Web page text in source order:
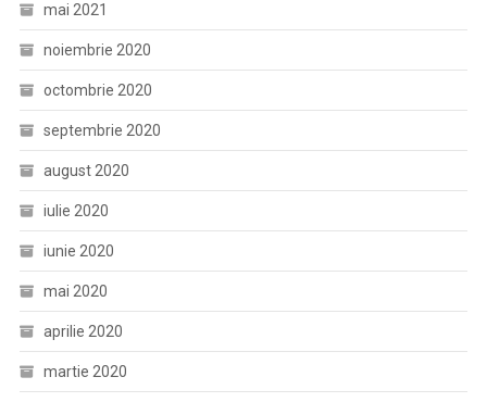
mai 2021
noiembrie 2020
octombrie 2020
septembrie 2020
august 2020
iulie 2020
iunie 2020
mai 2020
aprilie 2020
martie 2020